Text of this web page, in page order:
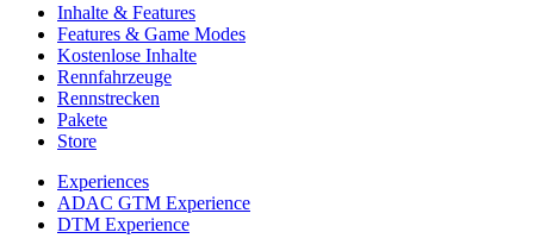
Inhalte & Features
Features & Game Modes
Kostenlose Inhalte
Rennfahrzeuge
Rennstrecken
Pakete
Store
Experiences
ADAC GTM Experience
DTM Experience